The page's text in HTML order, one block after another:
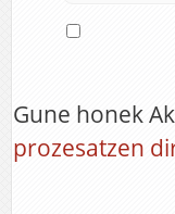
Gune honek
prozesatzen